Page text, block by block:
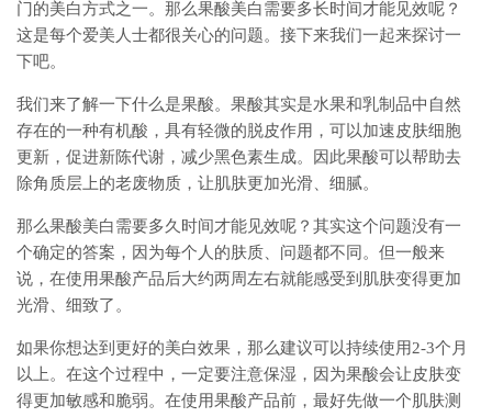
门的美白方式之一。那么果酸美白需要多长时间才能见效呢？
这是每个爱美人士都很关心的问题。接下来我们一起来探讨一
下吧。
我们来了解一下什么是果酸。果酸其实是水果和乳制品中自然
存在的一种有机酸，具有轻微的脱皮作用，可以加速皮肤细胞
更新，促进新陈代谢，减少黑色素生成。因此果酸可以帮助去
除角质层上的老废物质，让肌肤更加光滑、细腻。
那么果酸美白需要多久时间才能见效呢？其实这个问题没有一
个确定的答案，因为每个人的肤质、问题都不同。但一般来
说，在使用果酸产品后大约两周左右就能感受到肌肤变得更加
光滑、细致了。
如果你想达到更好的美白效果，那么建议可以持续使用2-3个月
以上。在这个过程中，一定要注意保湿，因为果酸会让皮肤变
得更加敏感和脆弱。在使用果酸产品前，最好先做一个肌肤测